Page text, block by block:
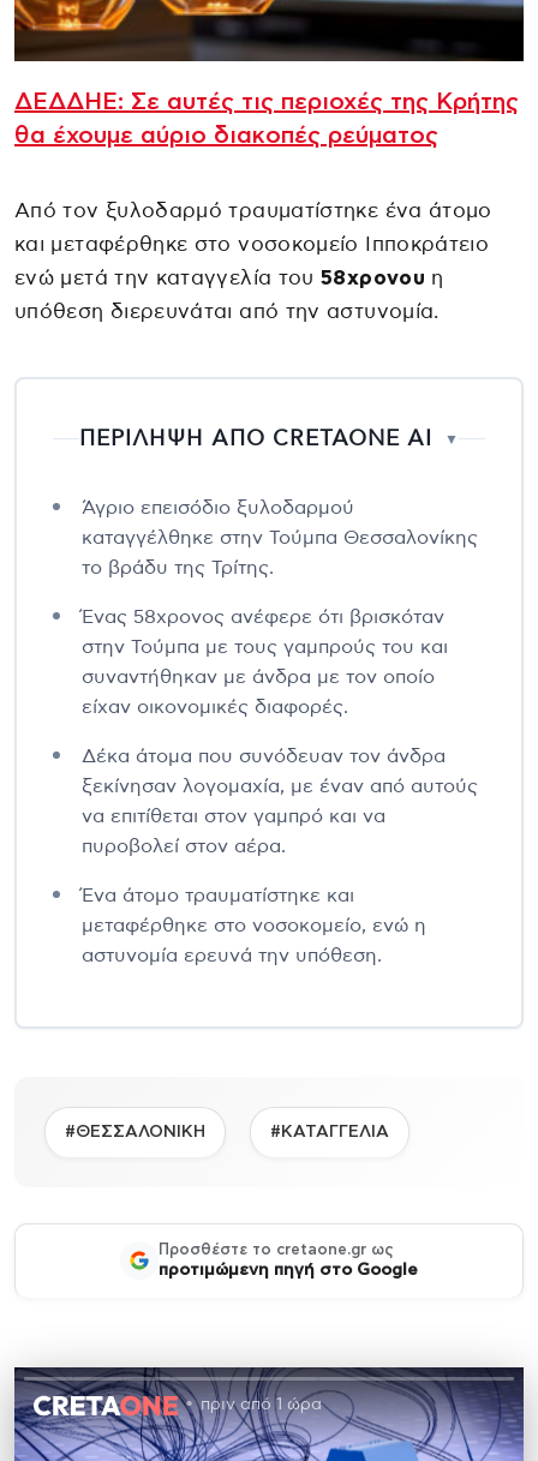
ΔΕΔΔΗΕ: Σε αυτές τις περιοχές της Κρήτης
θα έχουμε αύριο διακοπές ρεύματος
Από τον ξυλοδαρμό τραυματίστηκε ένα άτομο
και μεταφέρθηκε στο νοσοκομείο Ιπποκράτειο
ενώ μετά την καταγγελία του58χρονου η
υπόθεση διερευνάται από την αστυνομία.
ΠΕΡΙΛΗΨΗ ΑΠΟ CRETAONE AI ▼
Άγριο επεισόδιο ξυλοδαρμού
καταγγέλθηκε στην Τούμπα Θεσσαλονίκης
το βράδυ της Τρίτης.
Ένας 58χρονος ανέφερε ότι βρισκόταν
στην Τούμπα με τους γαμπρούς του και
συναντήθηκαν με άνδρα με τον οποίο
είχαν οικονομικές διαφορές.
Δέκα άτομα που συνόδευαν τον άνδρα
ξεκίνησαν λογομαχία, με έναν από αυτούς
να επιτίθεται στον γαμπρό και να
πυροβολεί στον αέρα.
Ένα άτομο τραυματίστηκε και
μεταφέρθηκε στο νοσοκομείο, ενώ η
αστυνομία ερευνά την υπόθεση.
#ΘΕΣΣΑΛΟΝΙΚΗ #ΚΑΤΑΓΓΕΛΙΑ
Προσθέστε το cretaone.gr ως
προτιμώμενη πηγή στο Google
πριν από 1 ώρα